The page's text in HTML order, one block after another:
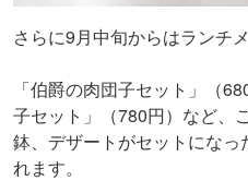
さらに9月中旬からはランチ
「伯爵の肉団子セット」（
子セット」（780円）など、
鉢、デザートがセットにな
れます。